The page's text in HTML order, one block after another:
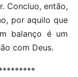
Concluo, então,
por aquilo que
balanço é um
com Deus.